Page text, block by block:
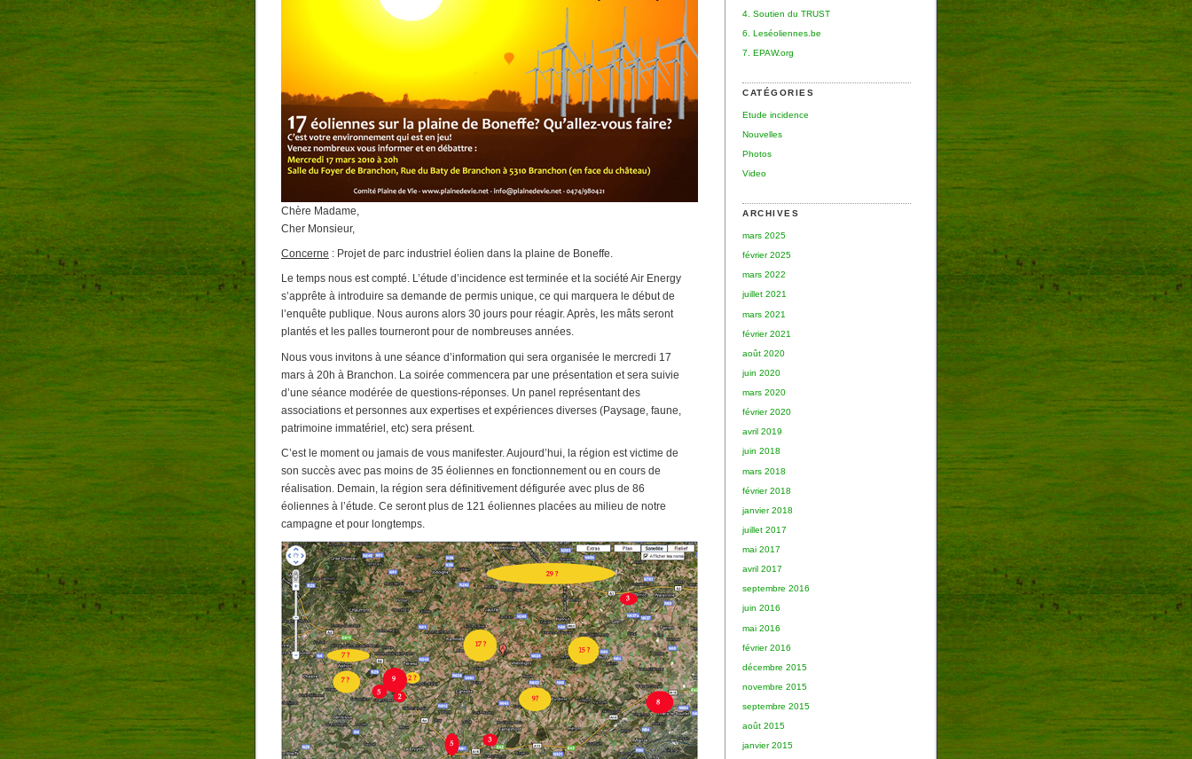
4. Soutien du TRUST
6. Leséoliennes.be
7. EPAW.org
CATÉGORIES
Etude incidence
Nouvelles
Photos
Video
ARCHIVES
mars 2025
février 2025
mars 2022
juillet 2021
mars 2021
février 2021
août 2020
juin 2020
mars 2020
février 2020
avril 2019
juin 2018
mars 2018
février 2018
janvier 2018
juillet 2017
mai 2017
avril 2017
septembre 2016
juin 2016
mai 2016
février 2016
décembre 2015
novembre 2015
septembre 2015
août 2015
janvier 2015
Chère Madame,
Cher Monsieur,
Concerne : Projet de parc industriel éolien dans la plaine de Boneffe.
Le temps nous est compté. L’étude d’incidence est terminée et la société Air Energy
s’apprête à introduire sa demande de permis unique, ce qui marquera le début de
l’enquête publique. Nous aurons alors 30 jours pour réagir. Après, les mâts seront
plantés et les palles tourneront pour de nombreuses années.
Nous vous invitons à une séance d’information qui sera organisée le mercredi 17
mars à 20h à Branchon. La soirée commencera par une présentation et sera suivie
d’une séance modérée de questions-réponses. Un panel représentant des
associations et personnes aux expertises et expériences diverses (Paysage, faune,
patrimoine immatériel, etc) sera présent.
C’est le moment ou jamais de vous manifester. Aujourd’hui, la région est victime de
son succès avec pas moins de 35 éoliennes en fonctionnement ou en cours de
réalisation. Demain, la région sera définitivement défigurée avec plus de 86
éoliennes à l’étude. Ce seront plus de 121 éoliennes placées au milieu de notre
campagne et pour longtemps.